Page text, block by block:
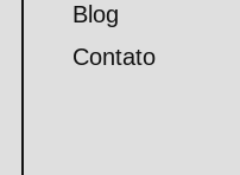
Blog
Contato